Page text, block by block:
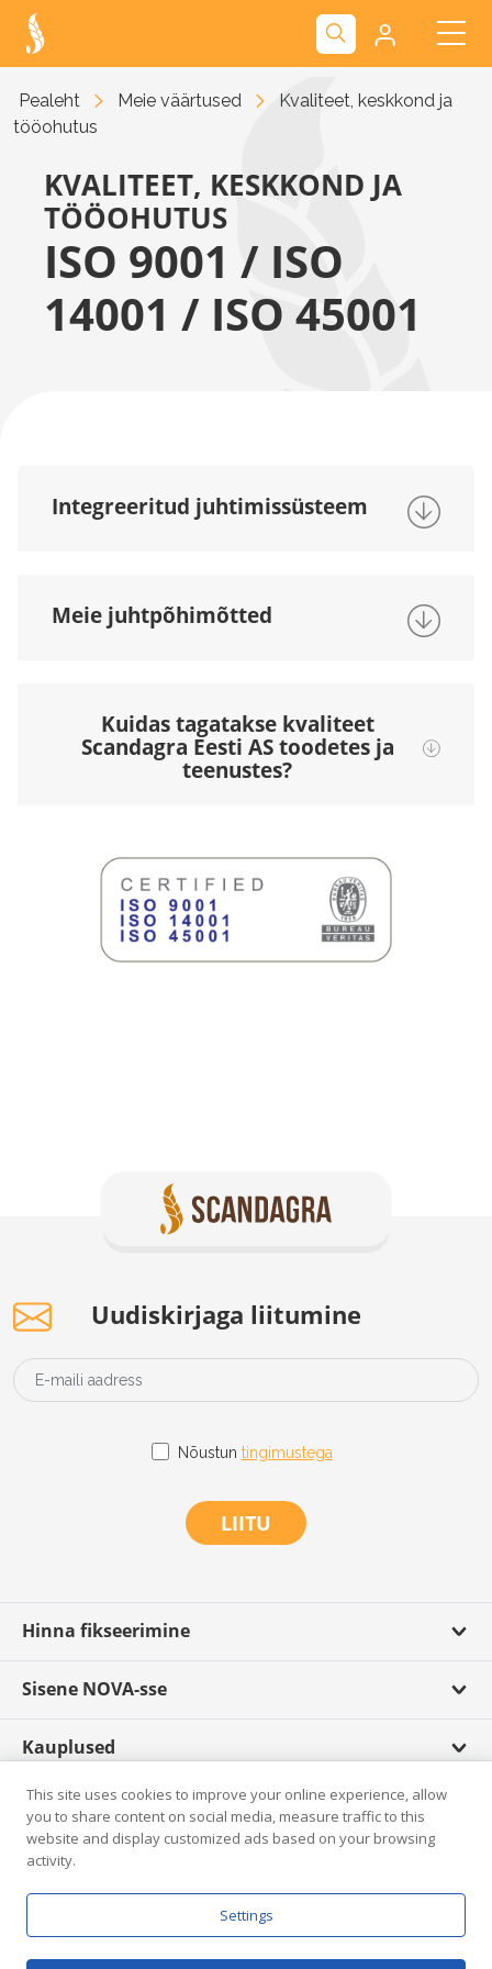
Kliendiportaal
Pealeht Meie väärtused
Kvaliteet, keskkond ja
tööohutus
KVALITEET, KESKKOND JA
TÖÖOHUTUS
ISO 9001 / ISO
14001 / ISO 45001
Integreeritud juhtimissüsteem
Meie juhtpõhimõtted
Kuidas tagatakse kvaliteet
Scandagra Eesti AS toodetes ja
teenustes?
Uudiskirjaga liitumine
Nõustun tingimustega
LIITU
Hinna fikseerimine
Sisene NOVA-sse
Kauplused
Scandagra TV
Rikkumisest teatamine
This site uses cookies to improve your online experience, allow
you to share content on social media, measure traffic to this
website and display customized ads based on your browsing
activity.
Settings